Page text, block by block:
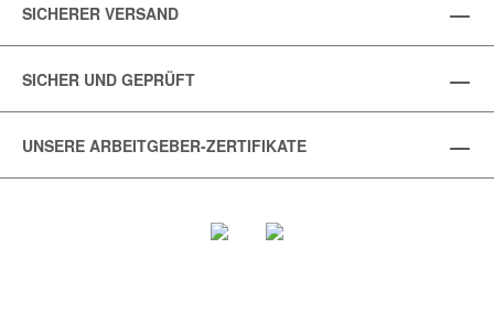
SICHERER VERSAND
SICHER UND GEPRÜFT
UNSERE ARBEITGEBER-ZERTIFIKATE